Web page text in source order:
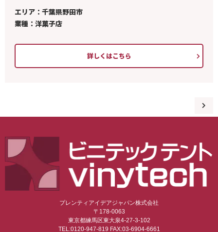
エリア：千葉県野田市
業種：洋菓子店
詳しくはこちら
プレンティアイデアジャパン株式会社
〒178-0063
東京都練馬区東大泉4-27-3-102
TEL:0120-947-819 FAX:03-6904-6661